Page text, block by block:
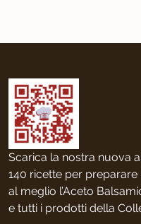
Scarica la nostra nuova
140 ricette per
al meglio l’Aceto
e tutti i prodotti della